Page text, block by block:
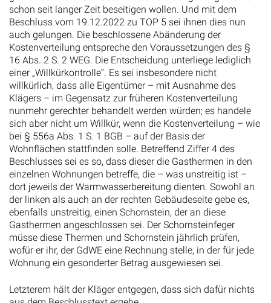
schon seit langer Zeit beseitigen wollen. Und mit dem
Beschluss vom 19.12.2022 zu TOP 5 sei ihnen dies nun
auch gelungen. Die beschlossene Abänderung der
Kostenverteilung entspreche den Voraussetzungen des §
16 Abs. 2 S. 2 WEG. Die Entscheidung unterliege lediglich
einer „Willkürkontrolle“. Es sei insbesondere nicht
willkürlich, dass alle Eigentümer – mit Ausnahme des
Klägers – im Gegensatz zur früheren Kostenverteilung
nunmehr gerechter behandelt werden würden; es handele
sich aber nicht um Willkür, wenn die Kostenverteilung – wie
bei § 556a Abs. 1 S. 1 BGB – auf der Basis der
Wohnflächen stattfinden solle. Betreffend Ziffer 4 des
Beschlusses sei es so, dass dieser die Gasthermen in den
einzelnen Wohnungen betreffe, die – was unstreitig ist –
dort jeweils der Warmwasserbereitung dienten. Sowohl an
der linken als auch an der rechten Gebäudeseite gebe es,
ebenfalls unstreitig, einen Schornstein, der an diese
Gasthermen angeschlossen sei. Der Schornsteinfeger
müsse diese Thermen und Schornstein jährlich prüfen,
wofür er ihr, der GdWE eine Rechnung stelle, in der für jede
Wohnung ein gesonderter Betrag ausgewiesen sei.
Letzterem hält der Kläger entgegen, dass sich dafür nichts